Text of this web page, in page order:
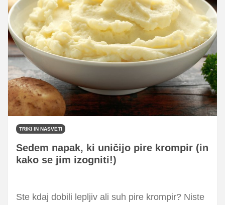
TRIKI IN NASVETI
Sedem napak, ki uničijo pire krompir (in
kako se jim izogniti!)
Ste kdaj dobili lepljiv ali suh pire krompir? Niste